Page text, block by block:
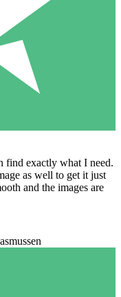
find exactly what I need.
as well to get it just
and the images are